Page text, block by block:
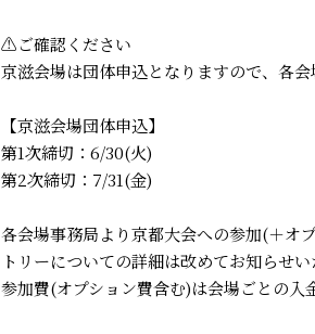
⚠️ご確認ください
京滋会場は団体申込となりますので、各
【京滋会場団体申込】
第1次締切：6/30(火)
第2次締切：7/31(金)
各会場事務局より京都大会への参加(＋オ
トリーについての詳細は改めてお知らせい
参加費(オプション費含む)は会場ごとの入